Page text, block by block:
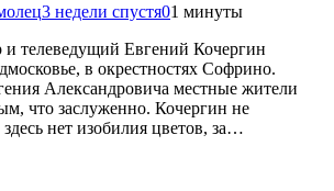
3 недели спустя01 минуты
телеведущий Евгений Кочергин
в окрестностях Софрино.
Александровича местные жители
что заслуженно. Кочергин не
нет изобилия цветов, за…